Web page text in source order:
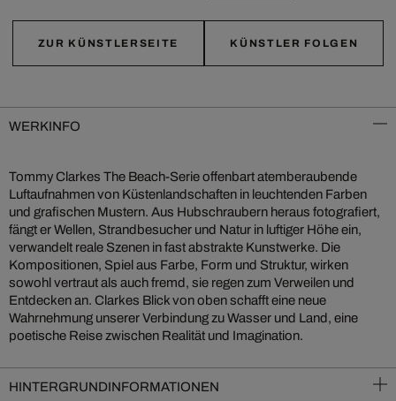
ZUR KÜNSTLERSEITE KÜNSTLER FOLGEN
WERKINFO
Tommy Clarkes The Beach‑Serie offenbart atemberaubende
Luftaufnahmen von Küstenlandschaften in leuchtenden Farben
und grafischen Mustern. Aus Hubschraubern heraus fotografiert,
fängt er Wellen, Strandbesucher und Natur in luftiger Höhe ein,
verwandelt reale Szenen in fast abstrakte Kunstwerke. Die
Kompositionen, Spiel aus Farbe, Form und Struktur, wirken
sowohl vertraut als auch fremd, sie regen zum Verweilen und
Entdecken an. Clarkes Blick von oben schafft eine neue
Wahrnehmung unserer Verbindung zu Wasser und Land, eine
poetische Reise zwischen Realität und Imagination.
HINTERGRUNDINFORMATIONEN